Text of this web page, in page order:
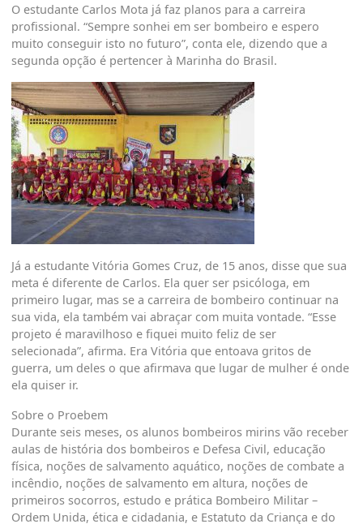
O estudante Carlos Mota já faz planos para a carreira
profissional. “Sempre sonhei em ser bombeiro e espero
muito conseguir isto no futuro”, conta ele, dizendo que a
segunda opção é pertencer à Marinha do Brasil.
Já a estudante Vitória Gomes Cruz, de 15 anos, disse que sua
meta é diferente de Carlos. Ela quer ser psicóloga, em
primeiro lugar, mas se a carreira de bombeiro continuar na
sua vida, ela também vai abraçar com muita vontade. “Esse
projeto é maravilhoso e fiquei muito feliz de ser
selecionada”, afirma. Era Vitória que entoava gritos de
guerra, um deles o que afirmava que lugar de mulher é onde
ela quiser ir.
Sobre o Proebem
Durante seis meses, os alunos bombeiros mirins vão receber
aulas de história dos bombeiros e Defesa Civil, educação
física, noções de salvamento aquático, noções de combate a
incêndio, noções de salvamento em altura, noções de
primeiros socorros, estudo e prática Bombeiro Militar –
Ordem Unida, ética e cidadania, e Estatuto da Criança e do